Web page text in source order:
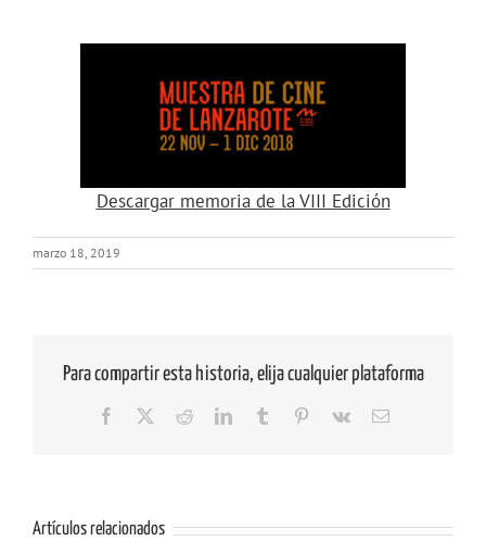
Descargar memoria de la VIII Edición
marzo 18, 2019
Para compartir esta historia, elija cualquier plataforma
Facebook RedditLinkedInTumblr Pinterest
Vk
Correo
Artículos relacionados